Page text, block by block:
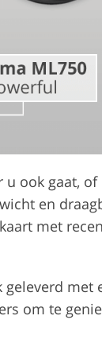
ook gaat, of
en
met
met
om te